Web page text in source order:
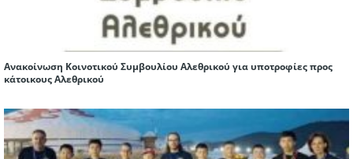
Ανακοίνωση Κοινοτικού Συμβουλίου Αλεθρικού για υποτροφίες προς
κάτοικους Αλεθρικού